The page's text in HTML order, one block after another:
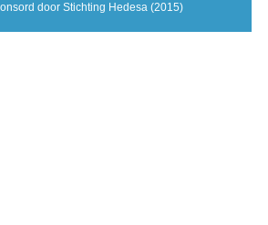
door Stichting Hedesa (2015)